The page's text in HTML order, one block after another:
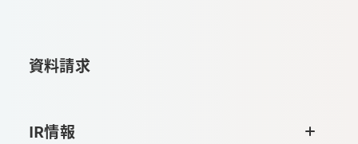
資料請求
IR情報